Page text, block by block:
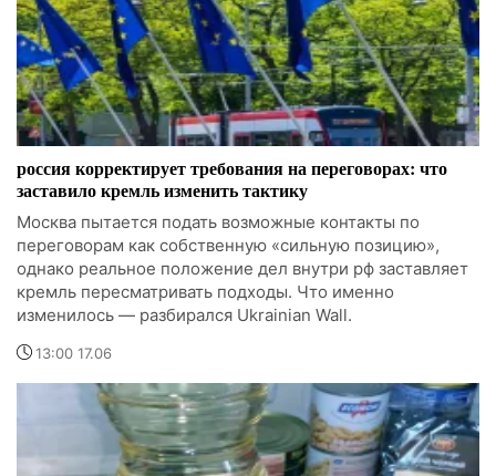
россия корректирует требования на переговорах: что
заставило кремль изменить тактику
Москва пытается подать возможные контакты по
переговорам как собственную «сильную позицию»,
однако реальное положение дел внутри рф заставляет
кремль пересматривать подходы. Что именно
изменилось — разбирался Ukrainian Wall.
13:00 17.06